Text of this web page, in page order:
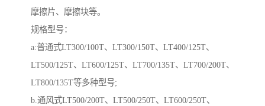
摩擦片、摩擦块等。
规格型号：
a:普通式LT300/100T、LT300/150T、LT400/125T、
LT500/125T、LT600/125T、LT700/135T、LT700/200T、
LT800/135T等多种型号;
b.通风式LT500/200T、LT500/250T、LT600/250T、